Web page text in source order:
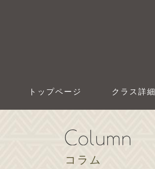
トップページ クラス詳細
コラム